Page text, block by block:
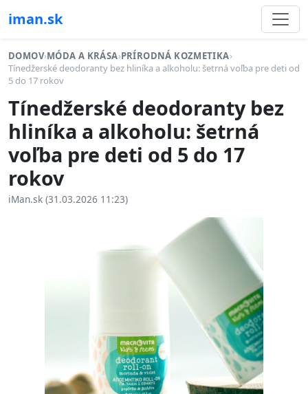
iman.sk
DOMOV›MÓDA A KRÁSA›PRÍRODNÁ KOZMETIKA›
Tínedžerské deodoranty bez hliníka a alkoholu: šetrná voľba pre deti od
5 do 17 rokov
Tínedžerské deodoranty bez
hliníka a alkoholu: šetrná
voľba pre deti od 5 do 17
rokov
iMan.sk (31.03.2026 11:23)